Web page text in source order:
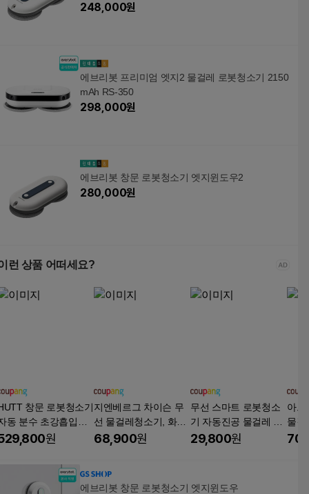
248,000원
에브리봇 프리미엄 엣지2 물걸레 로봇청소기 2150
mAh RS-350
298,000원
에브리봇 창문 로봇청소기 엣지윈도우2
280,000원
런 상품 어떠세요?
창문 로봇청소기
동 분수 초강흡입력
리필걸레세트, A1, 화
원
지엔베르그 차이슨 무
선 물걸레청소기, 화이
트, GN-2000R
68,900원
무선 스마트 로봇청소
기 자동진공 물걸레 저
소음 강력흡입 USB충
29,800원
아크
물걸
AK-
에브리봇 창문 로봇청소기 엣지윈도우